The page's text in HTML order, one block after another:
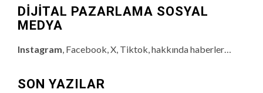
DİJİTAL PAZARLAMA SOSYAL
MEDYA
Instagram , Facebook, X, Tiktok, hakkında haberler…
SON YAZILAR